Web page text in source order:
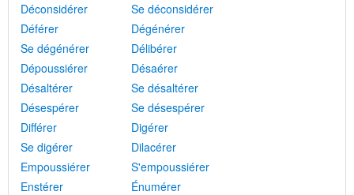
Déconsidérer
Se déconsidérer
Déférer
Dégénérer
Se dégénérer
Délibérer
Dépoussiérer
Désaérer
Désaltérer
Se désaltérer
Désespérer
Se désespérer
Différer
Digérer
Se digérer
Dilacérer
Empoussiérer
S'empoussiérer
Enstérer
Énumérer